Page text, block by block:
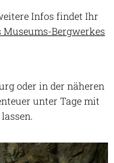
Infos findet Ihr
Museums-Bergwerkes
oder in der näheren
unter Tage mit